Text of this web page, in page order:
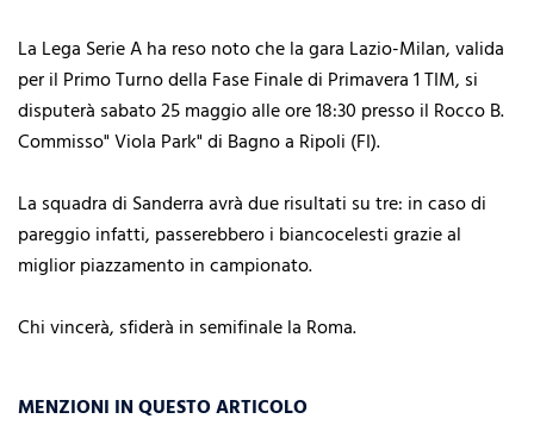
La Lega Serie A ha reso noto che la gara Lazio-Milan, valida
per il Primo Turno della Fase Finale di Primavera 1 TIM, si
disputerà sabato 25 maggio alle ore 18:30 presso il Rocco B.
Commisso" Viola Park" di Bagno a Ripoli (FI).
La squadra di Sanderra avrà due risultati su tre: in caso di
pareggio infatti, passerebbero i biancocelesti grazie al
miglior piazzamento in campionato.
Chi vincerà, sfiderà in semifinale la Roma.
MENZIONI IN QUESTO ARTICOLO